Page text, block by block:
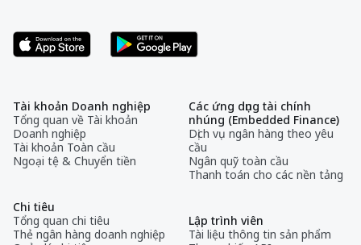
Tài khoản Doanh nghiệp
Tổng quan về Tài khoản
Doanh nghiệp
Tài khoản Toàn cầu
Ngoại tệ & Chuyển tiền
Chi tiêu
Tổng quan chi tiêu
Thẻ ngân hàng doanh nghiệp
Các ứng dụng tài chính
nhúng (Embedded Finance)
Dịch vụ ngân hàng theo yêu
cầu
Ngân quỹ toàn cầu
Thanh toán cho các nền tảng
Lập trình viên
Tài liệu thông tin sản phẩm